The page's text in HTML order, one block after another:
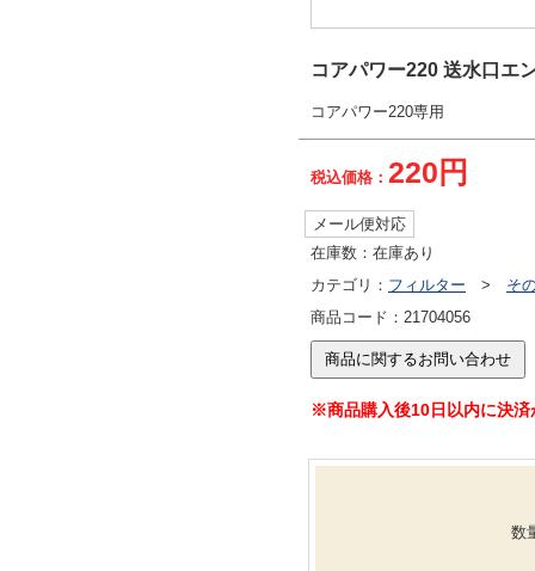
コアパワー220 送水口エ
コアパワー220専用
税込価格： 220円
メール便対応
在庫数： 在庫あり
カテゴリ： フィルター > そ
商品コード： 21704056
※商品購入後10日以内に決済
数